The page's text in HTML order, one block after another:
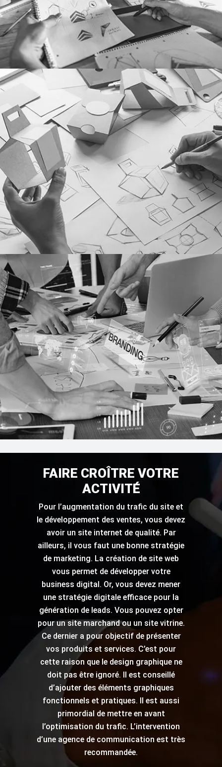
FAIRE CROÎTRE VOTRE
ACTIVITÉ
Pour l’augmentation du trafic du site et
le développement des ventes, vous devez
avoir un site internet de qualité. Par
ailleurs, il vous faut une bonne stratégie
de marketing. La création de site web
vous permet de développer votre
business digital. Or, vous devez mener
une stratégie digitale efficace pour la
génération de leads. Vous pouvez opter
pour un site marchand ou un site vitrine.
Ce dernier a pour objectif de présenter
vos produits et services. C’est pour
cette raison que le design graphique ne
doit pas être ignoré. Il est conseillé
d’ajouter des éléments graphiques
fonctionnels et pratiques. Il est aussi
primordial de mettre en avant
l’optimisation du trafic. L’intervention
d’une agence de communication est très
recommandée.